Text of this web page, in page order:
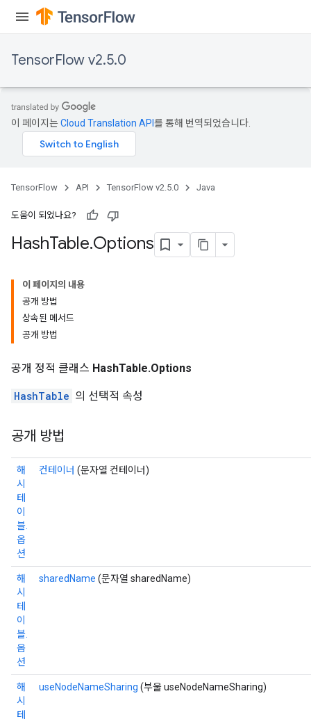
TensorFlow v2.5.0
이 페이지는Cloud Translation API 를 통해 번역되었습니다.
TensorFlow API TensorFlow v2.5.0 Java
도움이 되었나요?
HashTable.Options
이 페이지의 내용
공개 방법
상속된 메서드
공개 방법
공개 정적 클래스 HashTable.Options
HashTable 의 선택적 속성
공개 방법
해
시
테
이
블.
옵
션
컨테이너 (문자열 컨테이너)
해
시
테
이
블.
옵
션
sharedName (문자열 sharedName)
해
시
테
useNodeNameSharing (부울 useNodeNameSharing)